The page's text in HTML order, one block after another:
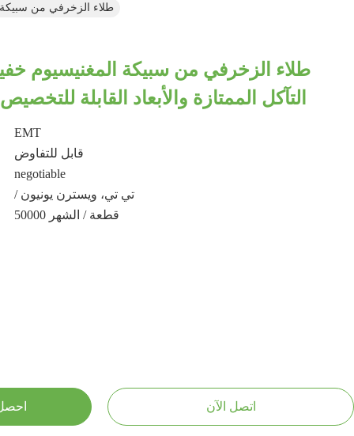
طلاء الزخرفي من سبيكة
طلاء الزخرفي من سبيكة المغنيسيوم
التآكل الممتازة والأبعاد القابلة
EMT
قابل للتفاوض
negotiable
/ تي تي، ويسترن يونيون
50000 قطعة / الشهر
اتصل الآن